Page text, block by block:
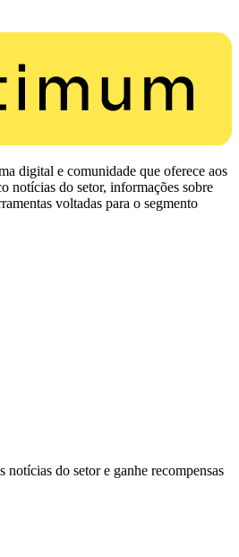
digital e comunidade que oferece aos
notícias do setor, informações sobre
voltadas para o segmento
notícias do setor e ganhe recompensas